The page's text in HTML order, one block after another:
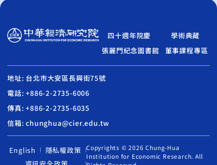
四十週年院慶
學術典藏
張麗門紀念圖書館
董事課程專區
地址: 台北市大安區長興街75號
電話: +886-2-2735-6006
傳真: +886-2-2735-6035
信箱: chunghua@cier.edu.tw
English
隱私權政策
Copyrights © 2026 Chung-Hua
Institution for Economic Research. All